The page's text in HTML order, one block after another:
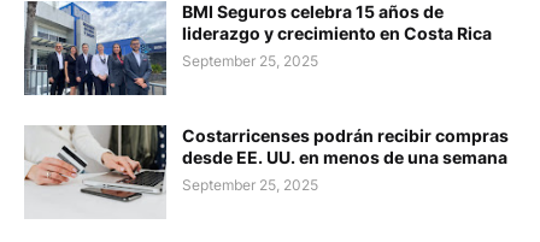
BMI Seguros celebra 15 años de
liderazgo y crecimiento en Costa Rica
September 25, 2025
Costarricenses podrán recibir compras
desde EE. UU. en menos de una semana
September 25, 2025